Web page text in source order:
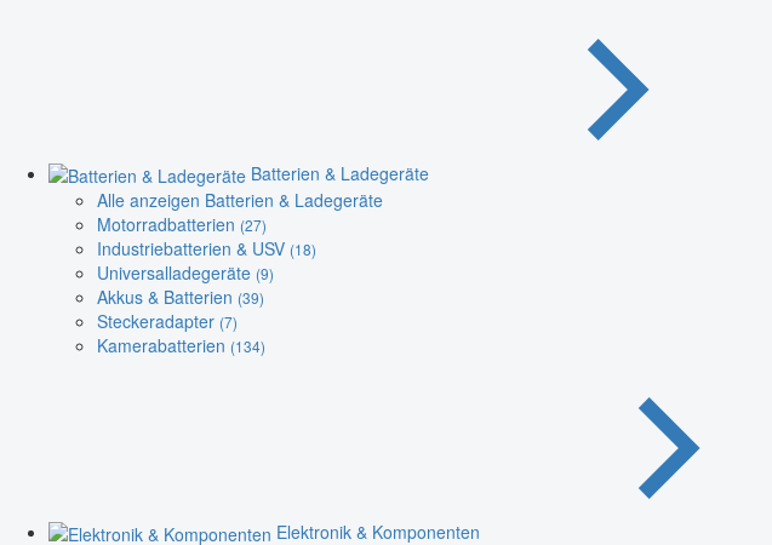
Batterien & Ladegeräte
Alle anzeigen Batterien & Ladegeräte
Motorradbatterien (27)
Industriebatterien & USV (18)
Universalladegeräte (9)
Akkus & Batterien (39)
Steckeradapter (7)
Kamerabatterien (134)
Elektronik & Komponenten